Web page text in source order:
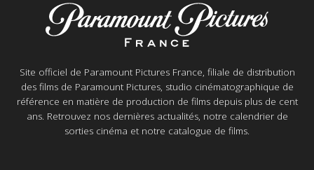
Site officiel de Paramount Pictures France, filiale de distribution
des films de Paramount Pictures, studio cinématographique de
référence en matière de production de films depuis plus de cent
ans. Retrouvez nos dernières actualités, notre calendrier de
sorties cinéma et notre catalogue de films.